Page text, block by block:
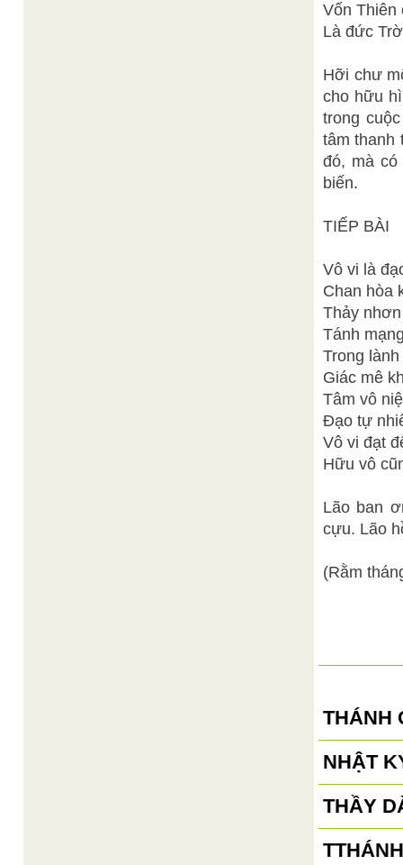
Vốn Thiên
Là đức
Hỡi chư
cho hữu
trong
tâm thanh
đó, mà
biến.
TIẾP BÀI
Vô vi là
Chan hòa
Thảy
Tánh
Trong
Giác mê
Tâm vô
Đạo tự
Vô vi đạt
Hữu vô
Lão ban
cựu. Lão
(Rằm
THÁNH
NHẬT
THẦY